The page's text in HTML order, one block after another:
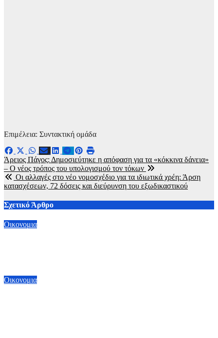
Επιμέλεια: Συντακτική ομάδα
Πλοήγηση
άρθρων
Άρειος Πάγος: Δημοσιεύτηκε η απόφαση για τα «κόκκινα δάνεια»
– Ο νέος τρόπος του υπολογισμού τον τόκων
Οι αλλαγές στο νέο νομοσχέδιο για τα ιδιωτικά χρέη: Άρση
κατασχέσεων, 72 δόσεις και διεύρυνση του εξωδικαστικού
Σχετικό Άρθρο
Οικονομια
Οικονομια